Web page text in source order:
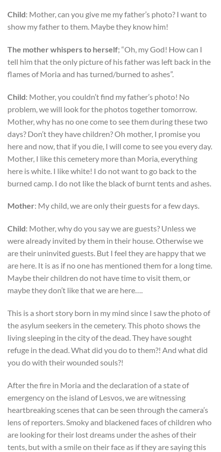
Child: Mother, can you give me my father’s photo? I want to
show my father to them. Maybe they know him!
The mother whispers to herself; “Oh, my God! How can I
tell him that the only picture of his father was left back in the
flames of Moria and has turned/burned to ashes”.
Child: Mother, you couldn’t find my father’s photo! No
problem, we will look for the photos together tomorrow.
Mother, why has no one come to see them during these two
days? Don’t they have children? Oh mother, I promise you
here and now, that if you die, I will come to see you every day.
Mother, I like this cemetery more than Moria, everything
here is white. I like white! I do not want to go back to the
burned camp. I do not like the black of burnt tents and ashes.
Mother: My child, we are only their guests for a few days.
Child: Mother, why do you say we are guests? Unless we
were already invited by them in their house. Otherwise we
are their uninvited guests. But I feel they are happy that we
are here. It is as if no one has mentioned them for a long time.
Maybe their children do not have time to visit them, or
maybe they don’t like that we are here….
This is a short story born in my mind since I saw the photo of
the asylum seekers in the cemetery. This photo shows the
living sleeping in the city of the dead. They have sought
refuge in the dead. What did you do to them?! And what did
you do with their wounded souls?!
After the fire in Moria and the declaration of a state of
emergency on the island of Lesvos, we are witnessing
heartbreaking scenes that can be seen through the camera’s
lens of reporters. Smoky and blackened faces of children who
are looking for their lost dreams under the ashes of their
tents, but with a smile on their face as if they are saying this